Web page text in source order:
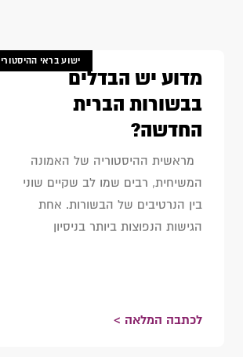
ישוע בראי ההיסטורי
מדוע יש הבדלים
בבשורות הברית
החדשה?
מראשית ההיסטוריה של האמונה
המשיחית, רבים שמו לב שקיים שוני
בין הנרטיבים של הבשורות. אחת
הגישות הנפוצות ביותר בניסיון
לכתבה המלאה >